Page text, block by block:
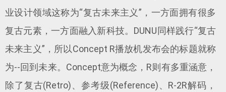
业设计领域这称为“复古未来主义”，一方面拥有很多
复古元素，一方面融入新科技。DUNU同样践行“复古
未来主义”，所以Concept R播放机发布会的标题就称
为--回到未来。Concept意为概念，R则有多重涵意，
除了复古(Retro)、参考级(Reference)、R-2R解码，